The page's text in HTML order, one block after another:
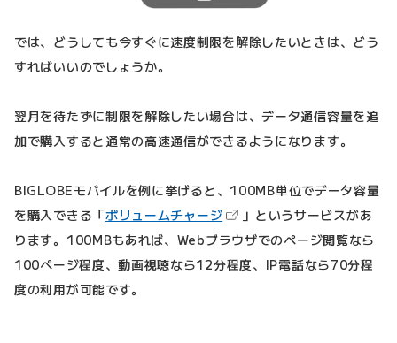
では、どうしても今すぐに速度制限を解除したいときは、どう
すればいいのでしょうか。
翌月を待たずに制限を解除したい場合は、データ通信容量を追
加で購入すると通常の高速通信ができるようになります。
BIGLOBEモバイルを例に挙げると、100MB単位でデータ容量
を購入できる「ボリュームチャージ（新しいタブで開きます）
」というサービスがあ
ります。100MBもあれば、Webブラウザでのページ閲覧なら
100ページ程度、動画視聴なら12分程度、IP電話なら70分程
度の利用が可能です。